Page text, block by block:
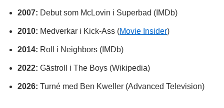
2007: Debut som McLovin i Superbad (IMDb)
2010: Medverkar i Kick-Ass (Movie Insider)
2014: Roll i Neighbors (IMDb)
2022: Gästroll i The Boys (Wikipedia)
2026: Turné med Ben Kweller (Advanced Television)